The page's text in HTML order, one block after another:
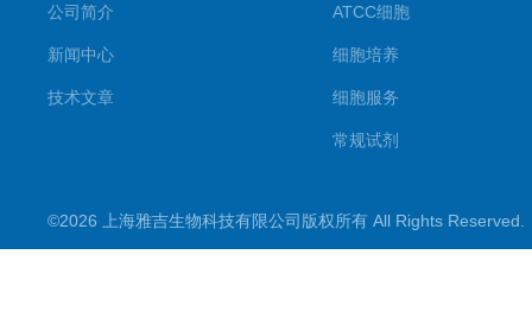
公司简介
新闻中心
技术文章
ATCC细胞
细胞培养
细胞服务
常规试剂
PCR试剂盒
©2026 上海雅吉生物科技有限公司版权所有 All Rights